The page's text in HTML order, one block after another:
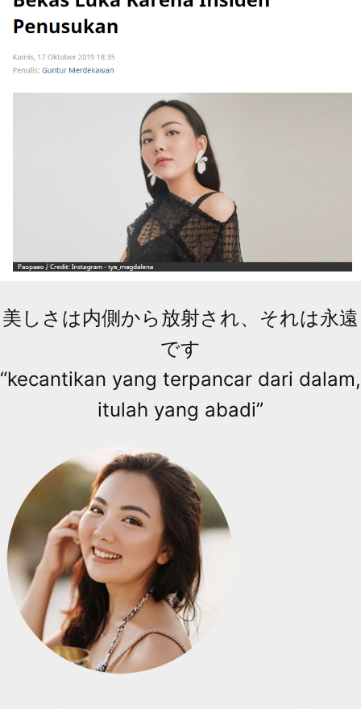
美しさは内側から放射され、それは永遠
です
“kecantikan yang terpancar dari dalam,
itulah yang abadi”